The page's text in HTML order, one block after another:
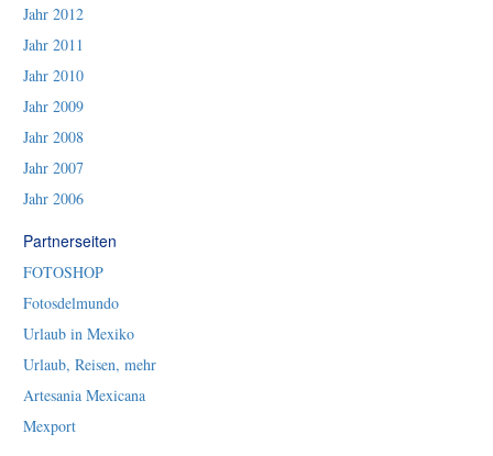
Jahr 2012
Jahr 2011
Jahr 2010
Jahr 2009
Jahr 2008
Jahr 2007
Jahr 2006
Partnerseiten
FOTOSHOP
Fotosdelmundo
Urlaub in Mexiko
Urlaub, Reisen, mehr
Artesania Mexicana
Mexport